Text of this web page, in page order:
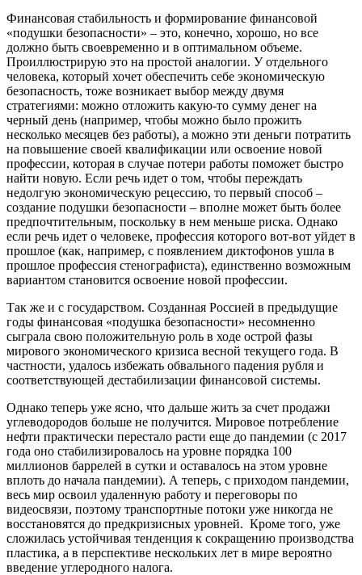
Финансовая стабильность и формирование финансовой
«подушки безопасности» – это, конечно, хорошо, но все
должно быть своевременно и в оптимальном объеме.
Проиллюстрирую это на простой аналогии. У отдельного
человека, который хочет обеспечить себе экономическую
безопасность, тоже возникает выбор между двумя
стратегиями: можно отложить какую-то сумму денег на
черный день (например, чтобы можно было прожить
несколько месяцев без работы), а можно эти деньги потратить
на повышение своей квалификации или освоение новой
профессии, которая в случае потери работы поможет быстро
найти новую. Если речь идет о том, чтобы переждать
недолгую экономическую рецессию, то первый способ –
создание подушки безопасности – вполне может быть более
предпочтительным, поскольку в нем меньше риска. Однако
если речь идет о человеке, профессия которого вот-вот уйдет в
прошлое (как, например, с появлением диктофонов ушла в
прошлое профессия стенографиста), единственно возможным
вариантом становится освоение новой профессии.
Так же и с государством. Созданная Россией в предыдущие
годы финансовая «подушка безопасности» несомненно
сыграла свою положительную роль в ходе острой фазы
мирового экономического кризиса весной текущего года. В
частности, удалось избежать обвального падения рубля и
соответствующей дестабилизации финансовой системы.
Однако теперь уже ясно, что дальше жить за счет продажи
углеводородов больше не получится. Мировое потребление
нефти практически перестало расти еще до пандемии (с 2017
года оно стабилизировалось на уровне порядка 100
миллионов баррелей в сутки и оставалось на этом уровне
вплоть до начала пандемии). А теперь, с приходом пандемии,
весь мир освоил удаленную работу и переговоры по
видеосвязи, поэтому транспортные потоки уже никогда не
восстановятся до предкризисных уровней. Кроме того, уже
сложилась устойчивая тенденция к сокращению производства
пластика, а в перспективе нескольких лет в мире вероятно
введение углеродного налога.